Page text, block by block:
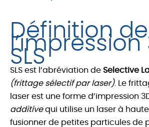
Définition de
l’impression
SLS
SLS est l’abréviation de Selective
(frittage sélectif par laser). Le
laser est une forme d’impression
additivequi utilise un laser à
fusionner de petites particules de